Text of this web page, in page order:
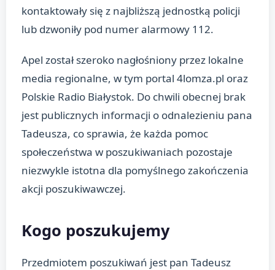
kontaktowały się z najbliższą jednostką policji
lub dzwoniły pod numer alarmowy 112.
Apel został szeroko nagłośniony przez lokalne
media regionalne, w tym portal 4lomza.pl oraz
Polskie Radio Białystok. Do chwili obecnej brak
jest publicznych informacji o odnalezieniu pana
Tadeusza, co sprawia, że każda pomoc
społeczeństwa w poszukiwaniach pozostaje
niezwykle istotna dla pomyślnego zakończenia
akcji poszukiwawczej.
Kogo poszukujemy
Przedmiotem poszukiwań jest pan Tadeusz